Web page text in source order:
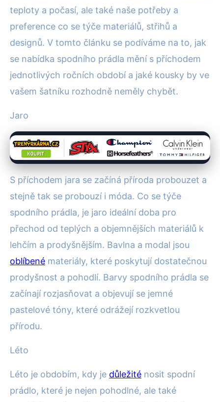
teploty a počasí, ale také naše potřeby a
preference co se týče materiálů, střihů a
designů. V tomto článku se podíváme na to, jak
se nabídka spodního prádla mění s příchodem
jednotlivých ročních období a jaké kousky by ve
vašem šatníku rozhodně neměly chybět.
Jaro
S příchodem jara se začíná příroda probouzet a
stejně tak se probouzí i móda. Co se týče
spodního prádla, je jaro ideální doba pro
přechod od teplých a objemnějších materiálů k
lehčím a prodyšnějším. Bavlna a modal jsou
oblíbené materiály, které poskytují dostatečnou
prodyšnost a pohodlí. Barvy spodního prádla se
začínají rozjasňovat a objevují se jemné
pastelové tóny, které odrážejí rozkvetlou
přírodu.
Léto
Léto je obdobím, kdy je důležité nosit spodní
prádlo, které je nejen pohodlné, ale také